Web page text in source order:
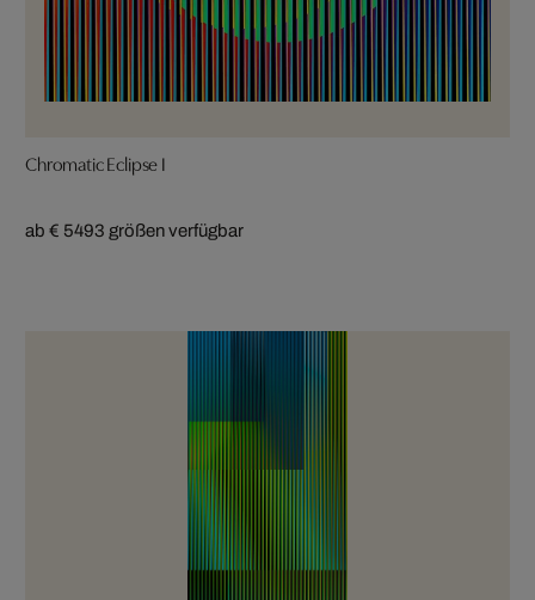
Chromatic Eclipse I
ab € 5493 größen verfügbar